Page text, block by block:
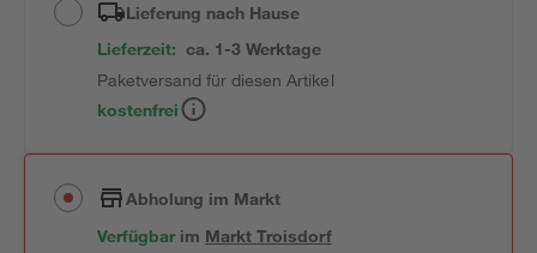
Lieferung nach Hause
Lieferzeit: ca. 1-3 Werktage
Paketversand für diesen Artikel
kostenfrei
Abholung im Markt
Verfügbar im MarktTroisdorf